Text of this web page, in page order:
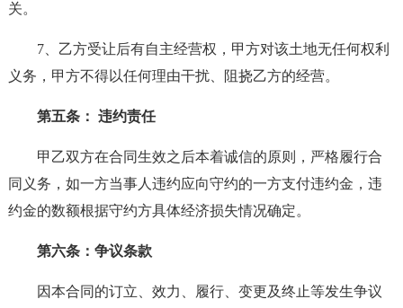
关。
7、乙方受让后有自主经营权，甲方对该土地无任何权利
义务，甲方不得以任何理由干扰、阻挠乙方的经营。
第五条： 违约责任
甲乙双方在合同生效之后本着诚信的原则，严格履行合
同义务，如一方当事人违约应向守约的一方支付违约金，违
约金的数额根据守约方具体经济损失情况确定。
第六条：争议条款
因本合同的订立、效力、履行、变更及终止等发生争议